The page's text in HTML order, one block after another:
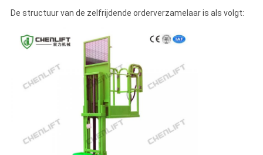
De structuur van de zelfrijdende orderverzamelaar is als volgt: